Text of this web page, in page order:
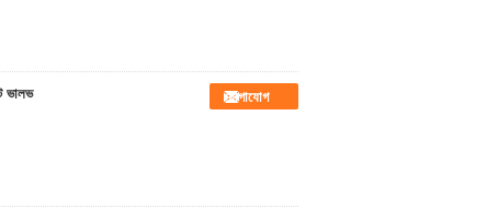
ভালভ
যোগাযোগ